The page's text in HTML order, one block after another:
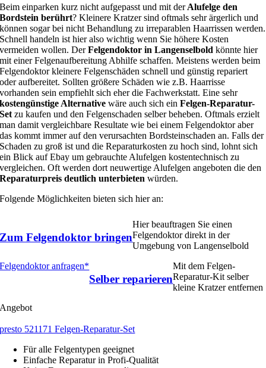
Beim einparken kurz nicht aufgepasst und mit derAlufelge den
Bordstein berührt? Kleinere Kratzer sind oftmals sehr ärgerlich und
können sogar bei nicht Behandlung zu irreparablen Haarrissen werden.
Schnell handeln ist hier also wichtig wenn Sie höhere Kosten
vermeiden wollen. DerFelgendoktor in Langenselbold könnte hier
mit einer Felgenaufbereitung Abhilfe schaffen. Meistens werden beim
Felgendoktor kleinere Felgenschäden schnell und günstig repariert
oder aufbereitet. Sollten größere Schäden wie z.B. Haarrisse
vorhanden sein empfiehlt sich eher die Fachwerkstatt. Eine sehr
kostengünstige Alternative wäre auch sich einFelgen-Reparatur-
Set zu kaufen und den Felgenschaden selber beheben. Oftmals erzielt
man damit vergleichbare Resultate wie bei einem Felgendoktor aber
das kommt immer auf den verursachten Bordsteinschaden an. Falls der
Schaden zu groß ist und die Reparaturkosten zu hoch sind, lohnt sich
ein Blick auf Ebay um gebrauchte Alufelgen kostentechnisch zu
vergleichen. Oft werden dort neuwertige Alufelgen angeboten die den
Reparaturpreis deutlich unterbieten würden.
Folgende Möglichkeiten bieten sich hier an:
Zum Felgendoktor bringen
Hier beauftragen Sie einen
Felgendoktor direkt in der
Umgebung von Langenselbold
Felgendoktor anfragen*
Selber reparieren
Mit dem Felgen-
Reparatur-Kit selber
kleine Kratzer entfernen
Angebot
presto 521171 Felgen-Reparatur-Set
Für alle Felgentypen geeignet
Einfache Reparatur in Profi-Qualität